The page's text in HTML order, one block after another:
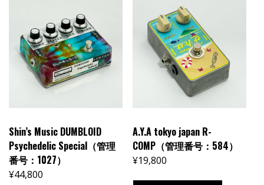
Shin’s Music DUMBLOID
Psychedelic Special（管理
番号：1027）
¥44,800
A.Y.A tokyo japan R-
COMP（管理番号：584）
¥19,800